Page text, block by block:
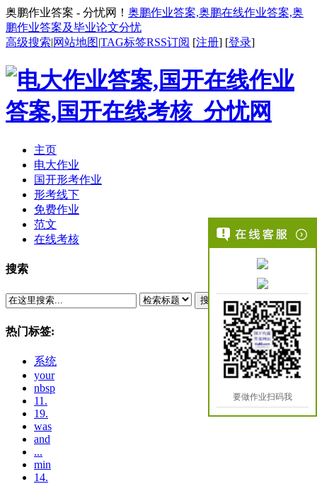
奥鹏作业答案 - 分忧网！ 奥鹏作业答案,奥鹏在线作业答案,奥
鹏作业答案及毕业论文分忧
高级搜索|网站地图|TAG标签RSS订阅 [注册] [登录]
主页
电大作业
国开形考作业
形考线下
免费作业
范文
在线考核
搜索
搜索
热门标签:
系统
your
nbsp
11.
19.
was
and
...
min
14.
要做作业扫码我